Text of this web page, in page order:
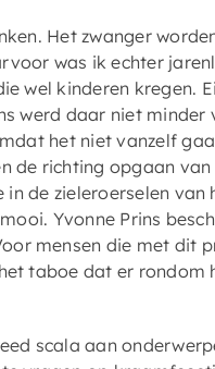
Het zwanger
was ik echter
wel kinderen kregen.
werd daar niet minder
het niet vanzelf
de richting opgaan van
de zieleroerselen van
Yvonne Prins
mensen die met dit
taboe dat er rondom
scala aan